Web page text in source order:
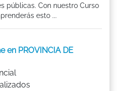
públicas. Con nuestro Curso
esto ...
en PROVINCIA DE